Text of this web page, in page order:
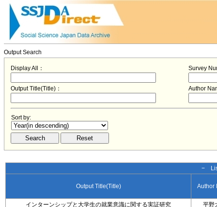
Output Search
Display All： Survey
Output Title(Title)： Author
Sort by:
−
Output Title(Title) Author
インターンシップと大学生の就業意識に関する実証研究 平野